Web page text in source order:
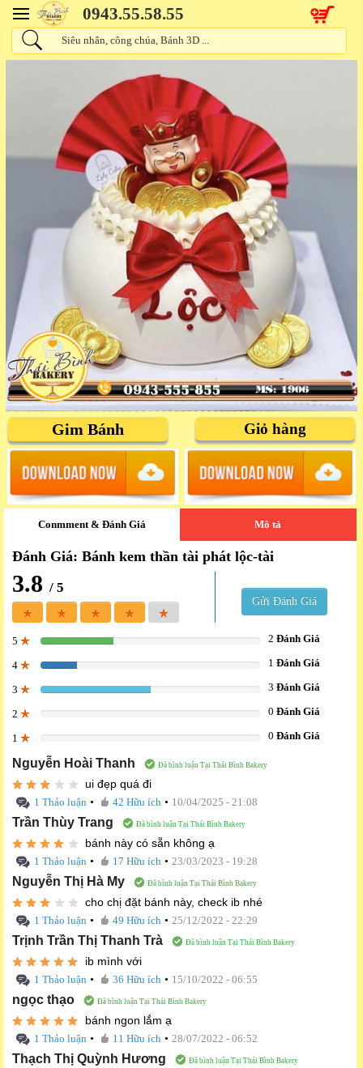
0943.55.58.55
Gim Bánh Giỏ hàng
Conmment & Đánh Giá Mô tả
Đánh Giá: Bánh kem thần tài phát lộc-tài
3.8 / 5
Gửi Đánh Giá
5 33.333333333333% 2Đánh Giá
4 16.666666666667% 1Đánh Giá
3 50% 3Đánh Giá
2 0Đánh Giá
1 0Đánh Giá
Nguyễn Hoài Thanh Đã bình luận Tại Thái Bình Bakery
ui đẹp quá đi
1 Thảo luận • 42 Hữu ích • 10/04/2025 - 21:08
Trần Thùy Trang Đã bình luận Tại Thái Bình Bakery
bánh này có sẵn không ạ
1 Thảo luận • 17 Hữu ích • 23/03/2023 - 19:28
Nguyễn Thị Hà My Đã bình luận Tại Thái Bình Bakery
cho chị đặt bánh này, check ib nhé
1 Thảo luận • 49 Hữu ích • 25/12/2022 - 22:29
Trịnh Trần Thị Thanh Trà Đã bình luận Tại Thái Bình Bakery
ib mình với
1 Thảo luận • 36 Hữu ích • 15/10/2022 - 06:55
ngọc thạo Đã bình luận Tại Thái Bình Bakery
bánh ngon lắm ạ
1 Thảo luận • 11 Hữu ích • 28/07/2022 - 06:52
Thạch Thị Quỳnh Hương Đã bình luận Tại Thái Bình Bakery